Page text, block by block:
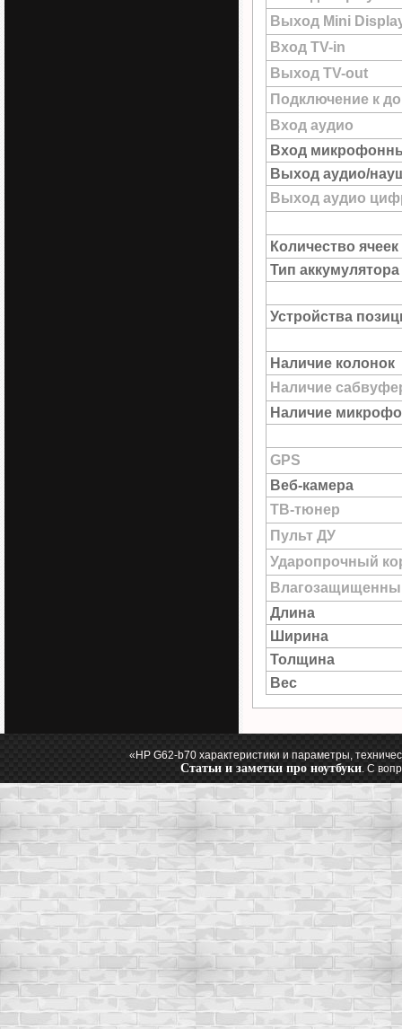
Выход Mini
Вход TV-in
Выход TV-out
Подключение к
Вход аудио
Вход
Выход аудио/
Выход аудио
Количество
Тип аккумулятора
Устройства
Наличие колонок
Наличие
Наличие
GPS
Веб-камера
ТВ-тюнер
Пульт ДУ
Ударопрочный
Длина
Ширина
Толщина
Вес
«HP G62-b70 характеристики и параметры,
Статьи и заметки про ноутбуки. С